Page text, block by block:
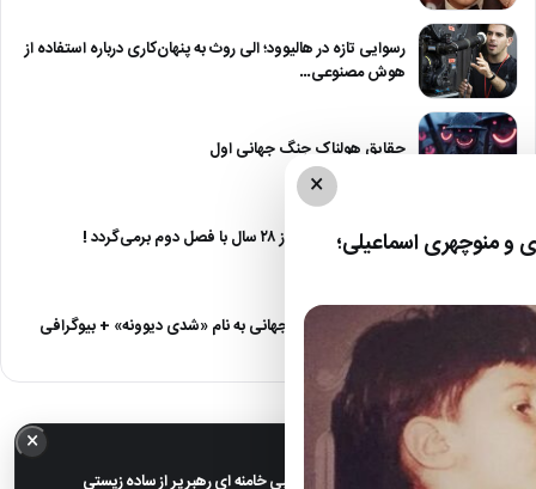
رسوایی تازه در هالیوود؛ الی روث به پنهان‌کاری درباره استفاده از
هوش مصنوعی…
حقایق هولناک جنگ جهانی اول
آژانس دوستی بعد از ۲۸ سال با فصل دوم برمی‌گردد !
دانلود آهنگ مهدی جهانی به نام «شدی دیوونه» + بیوگرافی
×
منوچهری اسماعیلی؛
× خبر مهم
عکس های خانوادگی مجتبی خامنه ای رهبر پر از ساده زیستی